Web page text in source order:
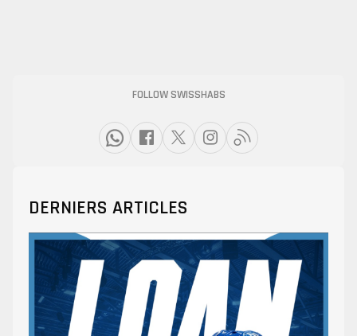
FOLLOW SWISSHABS
DERNIERS ARTICLES